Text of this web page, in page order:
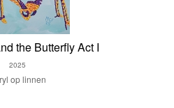
the Butterfly Act I
2025
op linnen